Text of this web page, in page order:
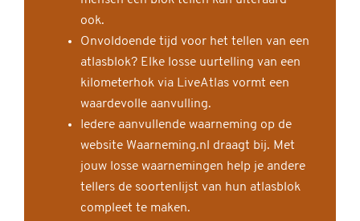
ook.
Onvoldoende tijd voor het tellen van een
atlasblok? Elke losse uurtelling van een
kilometerhok via LiveAtlas vormt een
waardevolle aanvulling.
Iedere aanvullende waarneming op de
website Waarneming.nl draagt bij. Met
jouw losse waarnemingen help je andere
tellers de soortenlijst van hun atlasblok
compleet te maken.